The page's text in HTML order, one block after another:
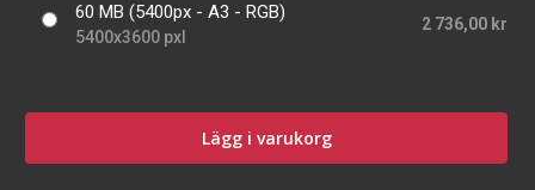
60 MB (5400px - A3 - RGB)
5400x3600 pxl
2 736,00 kr
Lägg i varukorg